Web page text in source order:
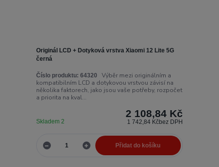
Originál LCD + Dotyková vrstva Xiaomi 12 Lite 5G
černá
Číslo produktu: 64320
Výběr mezi originálním a
kompatibilním LCD a dotykovou vrstvou závisí na
několika faktorech, jako jsou vaše potřeby, rozpočet
a priorita na kval...
2 108,84 Kč
1 742,84 Kčbez DPH
Skladem 2
Přidat do košíku